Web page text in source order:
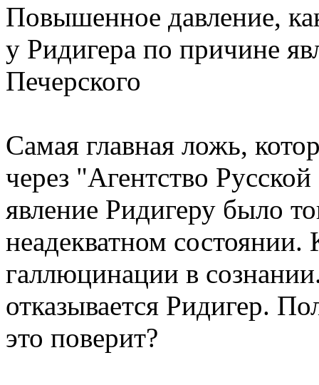
Повышенное давление,
у Ридигера по причине
Печерского
Самая главная ложь,
через "Агентство
явление Ридигеру было
неадекватном
галлюцинации в
отказывается Ридигер.
это поверит?